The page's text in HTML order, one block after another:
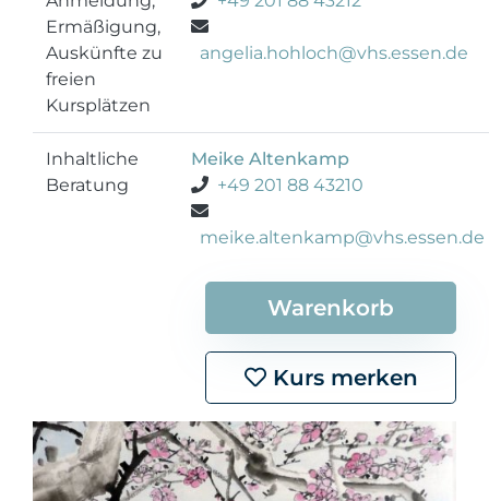
Ermäßigung,
Auskünfte zu
freien
Kursplätzen
angelia.hohloch@vhs.essen.de
Inhaltliche
Beratung
Meike Altenkamp
+49 201 88 43210
meike.altenkamp@vhs.essen.de
Warenkorb
Kurs merken